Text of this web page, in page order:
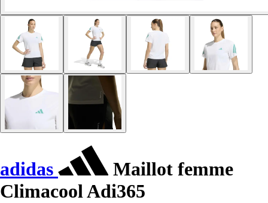
adidas
Maillot femme
Climacool Adi365